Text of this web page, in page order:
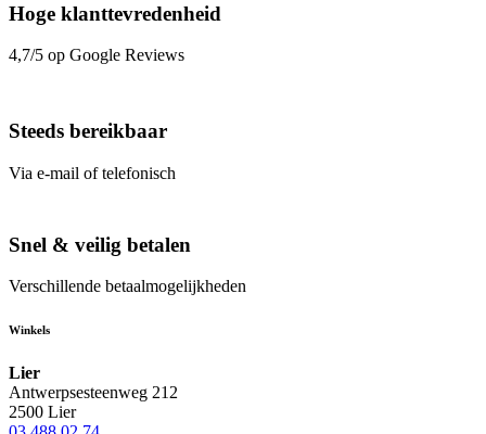
Hoge klanttevredenheid
4,7/5 op Google Reviews
Steeds bereikbaar
Via e-mail of telefonisch
Snel & veilig betalen
Verschillende betaalmogelijkheden
Winkels
Lier
Antwerpsesteenweg 212
2500 Lier